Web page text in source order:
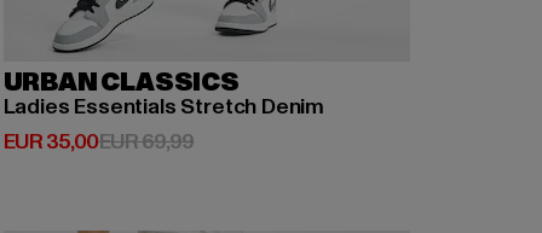
URBAN CLASSICS
Ladies Essentials Stretch Denim
EUR 35,00
Huidige prijs: EUR 35,00
EUR 69,99Actieprijs: EUR 69,99